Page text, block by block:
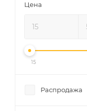
Цена
15
Распродажа